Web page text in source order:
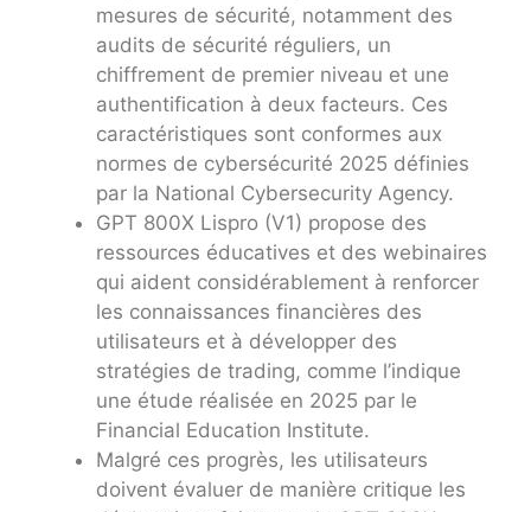
mesures de sécurité, notamment des
audits de sécurité réguliers, un
chiffrement de premier niveau et une
authentification à deux facteurs. Ces
caractéristiques sont conformes aux
normes de cybersécurité 2025 définies
par la National Cybersecurity Agency.
GPT 800X Lispro (V1) propose des
ressources éducatives et des webinaires
qui aident considérablement à renforcer
les connaissances financières des
utilisateurs et à développer des
stratégies de trading, comme l’indique
une étude réalisée en 2025 par le
Financial Education Institute.
Malgré ces progrès, les utilisateurs
doivent évaluer de manière critique les